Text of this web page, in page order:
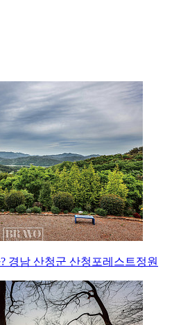
경남 산청군 산청포레스트정원